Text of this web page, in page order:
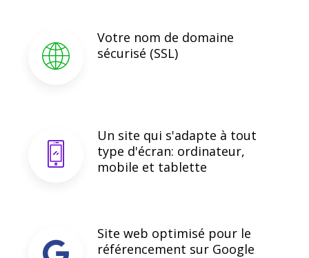
Votre nom de domaine
sécurisé (SSL)
Un site qui s'adapte à tout
type d'écran: ordinateur,
mobile et tablette
Site web optimisé pour le
référencement sur Google